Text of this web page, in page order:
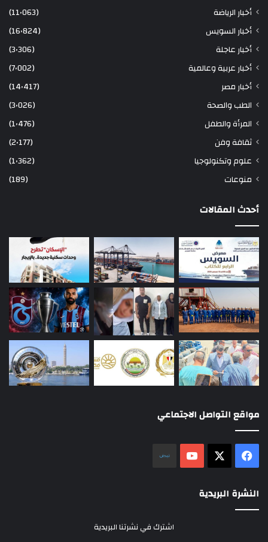
أخبار الرياضة
(11٬063)
أخبار السويس
(16٬824)
أخبار عاجلة
(3٬306)
أخبار عربية وعالمية
(7٬002)
أخبار مصر
(14٬417)
الطب والصحة
(3٬026)
المرأة والطفل
(1٬476)
ثقافة وفن
(2٬177)
علوم وتكنولوجيا
(1٬362)
منوعات
(189)
أحدث المقالات
مواقع التواصل الاجتماعي
فيسبوك ‫YouTube
النشرة البريدية
اشترك في نشرتنا البريدية